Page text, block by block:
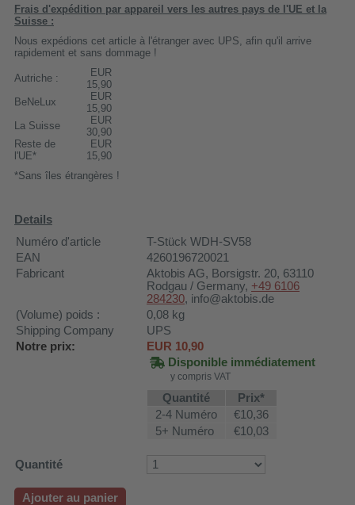
Frais d'expédition par appareil vers les autres pays de l'UE et la
Suisse :
Nous expédions cet article à l'étranger avec UPS, afin qu'il arrive
rapidement et sans dommage !
Autriche :
EUR
15,90
BeNeLux
EUR
15,90
La Suisse
EUR
30,90
Reste de
l'UE*
EUR
15,90
*Sans îles étrangères !
Details
Numéro d'article
T-Stück WDH-SV58
EAN
4260196720021
Fabricant
Aktobis AG, Borsigstr. 20, 63110
Rodgau / Germany, +49 6106
284230, info@aktobis.de
(Volume) poids :
0,08 kg
Shipping Company
UPS
Notre prix:
EUR 10,90
Disponible immédiatement
y compris VAT
Quantité
Prix*
2-4 Numéro
€10,36
5+ Numéro
€10,03
Quantité
Ajouter au panier